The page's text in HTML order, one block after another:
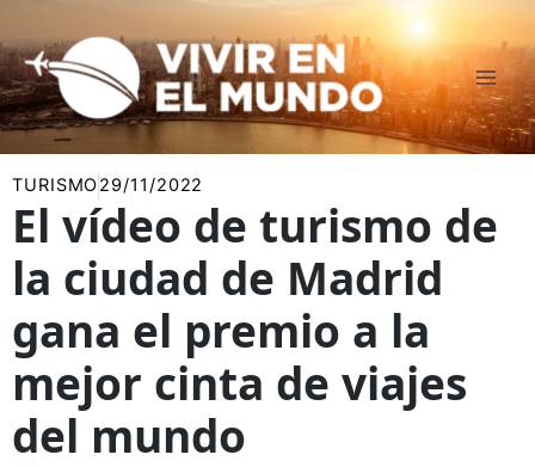
al
contenido
TURISMO29/11/2022
El vídeo de turismo de
la ciudad de Madrid
gana el premio a la
mejor cinta de viajes
del mundo